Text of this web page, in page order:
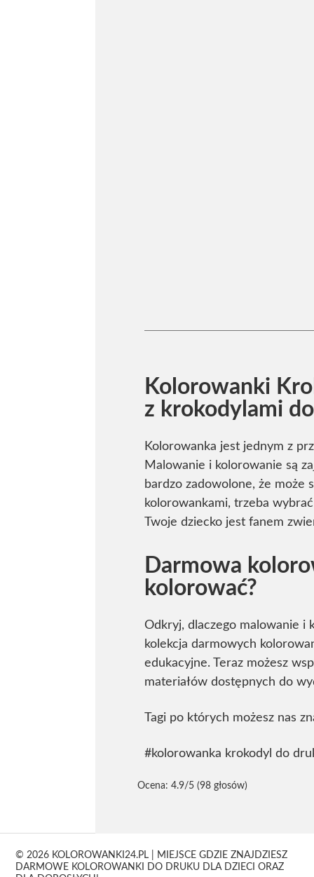
Kolorowanki
z krokodylami
Kolorowanka jest jednym z
Malowanie i kolorowanie są
bardzo zadowolone, że może
kolorowankami, trzeba
Twoje dziecko jest fanem
Darmowa
kolorować?
Odkryj, dlaczego malowanie i
kolekcja darmowych
edukacyjne. Teraz możesz
materiałów dostępnych do
Tagi po których możesz nas
#kolorowanka krokodyl do
Ocena: 4.9/5 (98 głosów)
© 2026 KOLOROWANKI24.PL | MIEJSCE GDZIE ZNAJDZIESZ
DARMOWE KOLOROWANKI DO DRUKU DLA DZIECI ORAZ